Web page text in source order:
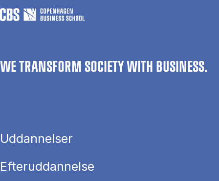
WE TRANSFORM SOCIETY WITH BUSINESS.
Uddannelser
Efteruddannelse